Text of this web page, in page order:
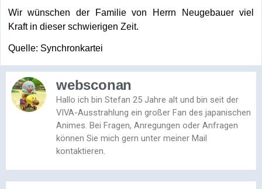
Wir wünschen der Familie von Herrn Neugebauer viel
Kraft in dieser schwierigen Zeit.
Quelle: Synchronkartei
websconan
Hallo ich bin Stefan 25 Jahre alt und bin seit der
VIVA-Ausstrahlung ein großer Fan des japanischen
Animes. Bei Fragen, Anregungen oder Anfragen
können Sie mich gern unter meiner Mail
kontaktieren.